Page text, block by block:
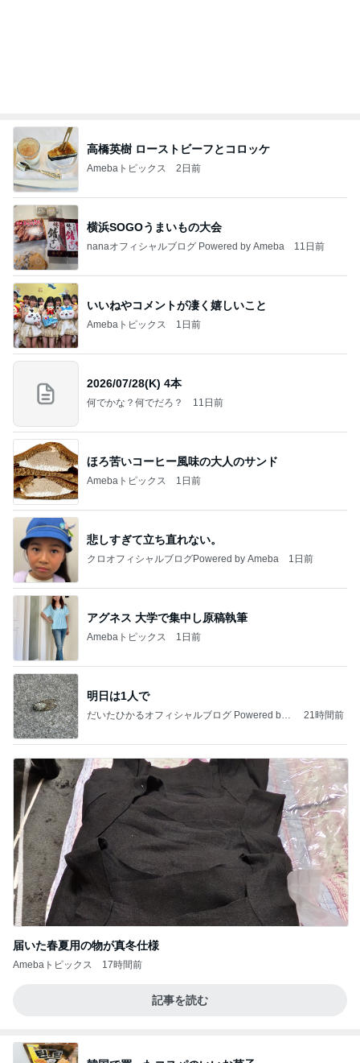
高橋英樹 ローストビーフとコロッケ
Amebaトピックス 2日前
横浜SOGOうまいもの大会
nanaオフィシャルブログ Powered by Ameba 11日前
いいねやコメントが凄く嬉しいこと
Amebaトピックス 1日前
2026/07/28(K) 4本
何でかな？何でだろ？ 11日前
ほろ苦いコーヒー風味の大人のサンド
Amebaトピックス 1日前
悲しすぎて立ち直れない。
クロオフィシャルブログPowered by Ameba 1日前
アグネス 大学で集中し原稿執筆
Amebaトピックス 1日前
明日は1人で
だいたひかるオフィシャルブログ Powered by
21時間前
届いた春夏用の物が真冬仕様
Amebaトピックス 17時間前
記事を読む